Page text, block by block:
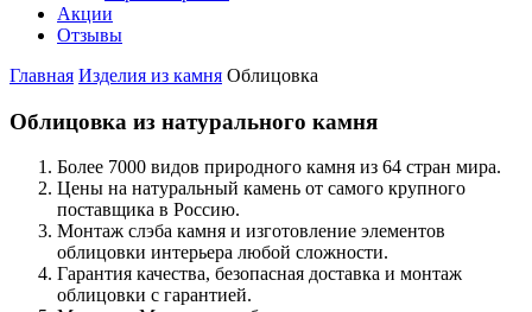
Акции
Отзывы
Главная Изделия из камня Облицовка
Облицовка из натурального камня
Более 7000 видов природного камня из 64 стран мира.
Цены на натуральный камень от самого крупного
поставщика в Россию.
Монтаж слэба камня и изготовление элементов
облицовки интерьера любой сложности.
Гарантия качества, безопасная доставка и монтаж
облицовки с гарантией.